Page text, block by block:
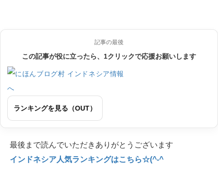
記事の最後
この記事が役に立ったら、1クリックで応援お願いします
ランキングを見る（OUT）
最後まで読んでいただきありがとうございます
インドネシア人気ランキングはこちら☆(^-^